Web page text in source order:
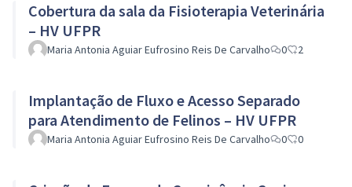
Cobertura da sala da Fisioterapia Veterinária
– HV UFPR
Maria Antonia Aguiar Eufrosino Reis De Carvalho 0 2
Implantação de Fluxo e Acesso Separado
para Atendimento de Felinos – HV UFPR
Maria Antonia Aguiar Eufrosino Reis De Carvalho 0 0